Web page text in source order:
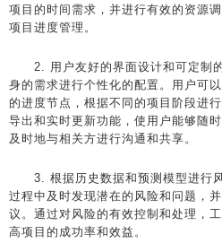
项目的时间需求，并进行有效的资源
项目进度管理。
2. 用户友好的界面设计和可定制的
身的需求进行个性化的配置。用户可
的进度节点，根据不同的项目阶段进
导出和实时更新功能，使用户能够随
及时地与相关方进行沟通和共享。
3. 根据历史数据和预测模型进行风
过程中及时发现潜在的风险和问题，
议。通过对风险的有效控制和处理，
高项目的成功率和效益。